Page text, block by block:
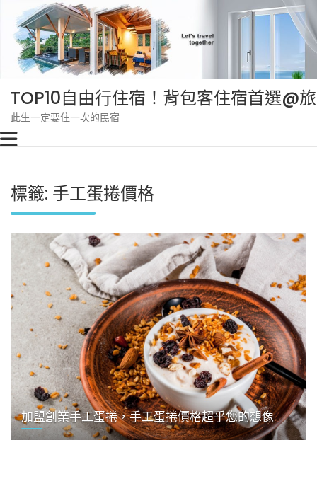
content
TOP10自由行住宿！背包客住宿首選@
此生一定要住一次的民宿
標籤: 手工蛋捲價格
加盟創業手工蛋捲，手工蛋捲價格超乎您的想像